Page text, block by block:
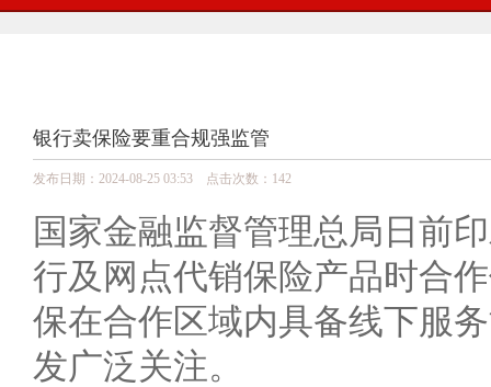
银行卖保险要重合规强监管
发布日期：2024-08-25 03:53 点击次数：142
国家金融监督管理总局日前
行及网点代销保险产品时合
保在合作区域内具备线下服
发广泛关注。